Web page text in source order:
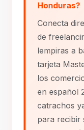
Honduras?
Conecta
de
lempiras a
tarjeta
los
en español
catrachos
para recibir